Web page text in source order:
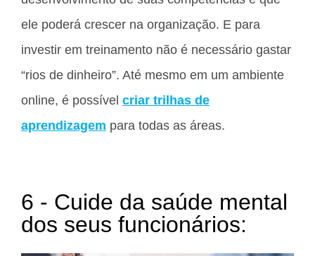
ele poderá crescer na organização. E para
investir em treinamento não é necessário gastar
“rios de dinheiro”. Até mesmo em um ambiente
online, é possível criar trilhas de
aprendizagem para todas as áreas.
6 - Cuide da saúde mental
dos seus funcionários: